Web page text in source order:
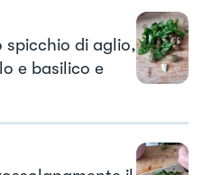
spicchio di aglio,
e basilico e